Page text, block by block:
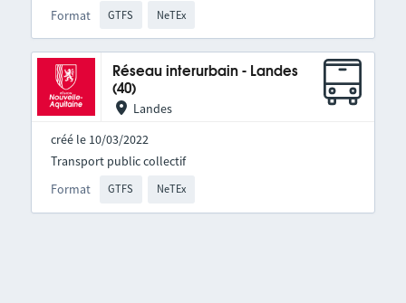
Format GTFS NeTEx
Réseau interurbain - Landes
(40)
Landes
créé le 10/03/2022
Format GTFS NeTEx
Transport public collectif